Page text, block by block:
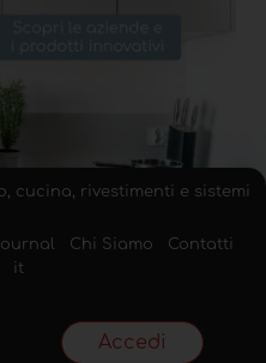
cucina, rivestimenti e sistemi
Chi Siamo
Contatti
it
Accedi